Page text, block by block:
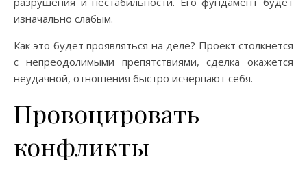
изначально слабым.
Как это будет проявляться на деле? Проект столкнется
с непреодолимыми препятствиями, сделка окажется
неудачной, отношения быстро исчерпают себя.
Провоцировать
конфликты